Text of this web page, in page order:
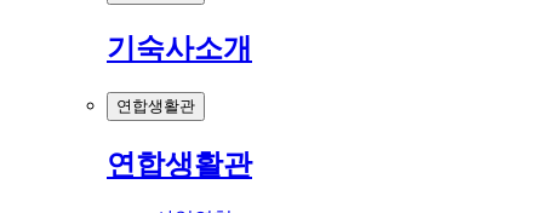
기숙사소개
연합생활관
연합생활관